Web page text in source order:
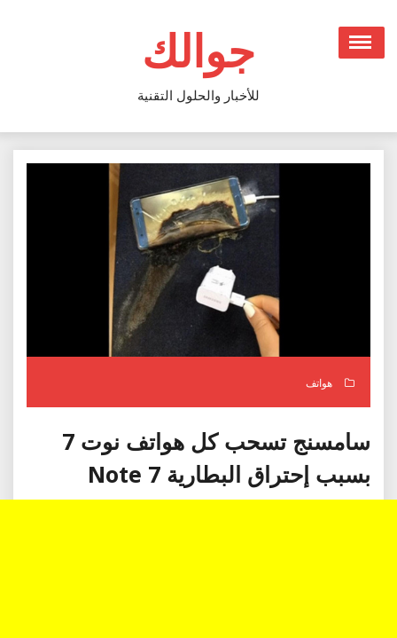
content
جوالك
للأخبار والحلول التقنية
هواتف
سامسنج تسحب كل هواتف نوت 7
بسبب إحتراق البطارية Note 7